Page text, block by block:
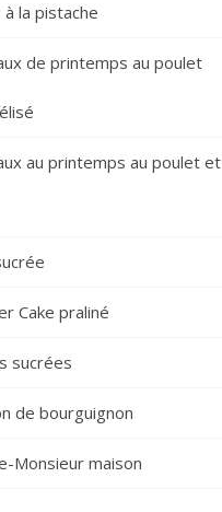
à la pistache
de printemps au poulet
au printemps au poulet et
Cake praliné
sucrées
de bourguignon
Monsieur maison